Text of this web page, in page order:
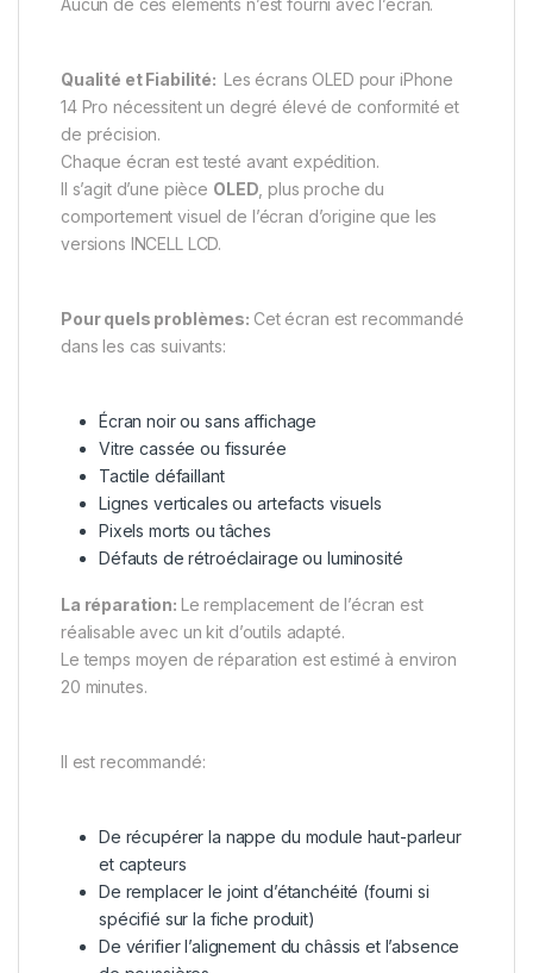
Qualité et Fiabilité: Les écrans OLED pour iPhone
14 Pro nécessitent un degré élevé de conformité et
de précision.
Chaque écran est testé avant expédition.
Il s’agit d’une pièce OLED , plus proche du
comportement visuel de l’écran d’origine que les
versions INCELL LCD.
Pour quels problèmes: Cet écran est recommandé
dans les cas suivants:
Écran noir ou sans affichage
Vitre cassée ou fissurée
Tactile défaillant
Lignes verticales ou artefacts visuels
Pixels morts ou tâches
Défauts de rétroéclairage ou luminosité
La réparation: Le remplacement de l’écran est
réalisable avec un kit d’outils adapté.
Le temps moyen de réparation est estimé à environ
20 minutes.
Il est recommandé:
De récupérer la nappe du module haut-parleur
et capteurs
De remplacer le joint d’étanchéité (fourni si
spécifié sur la fiche produit)
De vérifier l’alignement du châssis et l’absence